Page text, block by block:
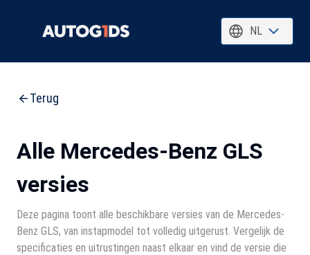
NL
Terug
Alle Mercedes-Benz GLS
versies
Deze pagina toont alle beschikbare versies van de Mercedes-
Benz GLS, van instapmodel tot volledig uitgerust. Vergelijk de
specificaties en uitrustingen naast elkaar en vind de versie die